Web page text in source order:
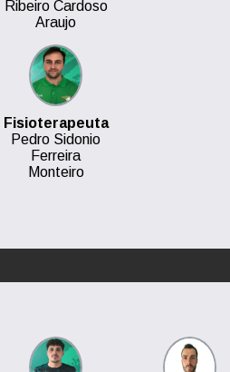
Ribeiro Cardoso
Araujo
Fisioterapeuta
Pedro Sidonio
Ferreira
Monteiro